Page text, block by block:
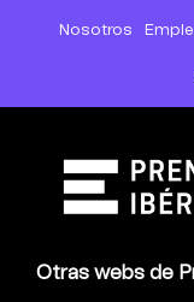
Nosotros
Otras webs de